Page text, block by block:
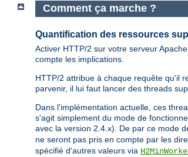
Comment ça marche ?
Quantification des ressources
Activer HTTP/2 sur votre serveur
compte les implications.
HTTP/2 attribue à chaque requête qu'il
parvenir, il lui faut lancer des threads
Dans l'implémentation actuelle, ces
s'agit simplement du mode de
avec la version 2.4.x). De par ce mode
ne seront pas pris en compte par les
spécifié d'autres valeurs via